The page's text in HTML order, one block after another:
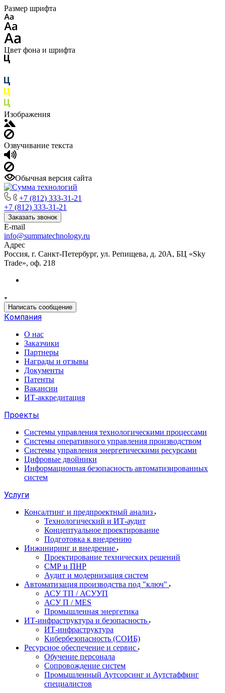
Размер шрифта
Цвет фона и шрифта
Изображения
Озвучивание текста
Обычная версия сайта
+7 (812) 333-31-21
+7 (812) 333-31-21
Заказать звонок
E-mail
info@summatechnology.ru
Адрес
Россия, г. Санкт-Петербург, ул. Репищева, д. 20А, БЦ «Sky
Trade», оф. 218
Написать сообщение
Компания
О нас
Заказчики
Партнеры
Награды и отзывы
Документы
Патенты
Вакансии
ИТ-аккредитация
Проекты
Системы управления технологическими процессами
Системы оперативного управления производством
Системы управления энергетическими ресурсами
Цифровые двойники
Информационная безопасность автоматизированных
систем
Услуги
Консалтинг и предпроектный анализ
Технологический и ИТ-аудит
Концептуальное проектирование
Подготовка к внедрению
Инжиниринг и внедрение
Проектирование технических решений
СМР и ПНР
Аудит и модернизация систем
Автоматизация производства под "ключ"
АСУ ТП / АСУУП
АСУ П / MES
Промышленная энергетика
ИТ-инфраструктура и безопасность
ИТ-инфраструктура
Кибербезопасность (СОИБ)
Ресурсное обеспечение и сервис
Обучение персонала
Сопровождение систем
Промышленный Аутсорсинг и Аутстаффинг
специалистов